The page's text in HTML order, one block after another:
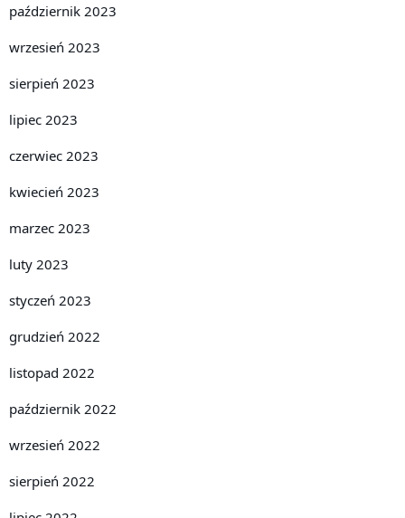
październik 2023
wrzesień 2023
sierpień 2023
lipiec 2023
czerwiec 2023
kwiecień 2023
marzec 2023
luty 2023
styczeń 2023
grudzień 2022
listopad 2022
październik 2022
wrzesień 2022
sierpień 2022